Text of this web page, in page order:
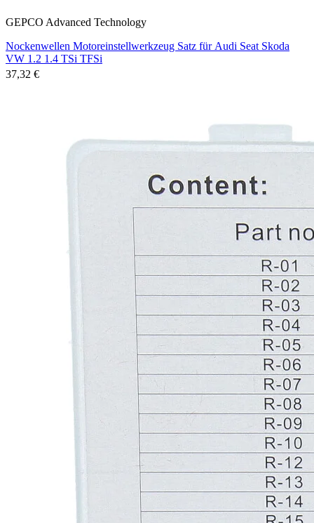
GEPCO Advanced Technology
Nockenwellen Motoreinstellwerkzeug Satz für Audi Seat Skoda
VW 1.2 1.4 TSi TFSi
37,32 €